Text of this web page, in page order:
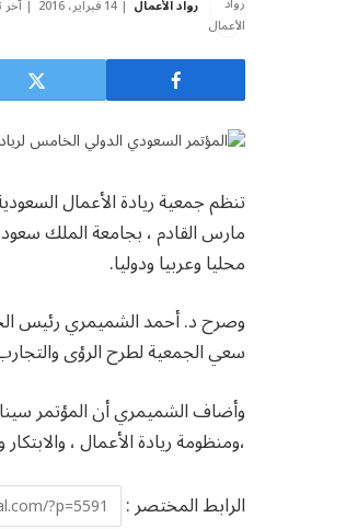
رواد الأعمال 14 فبراير، 2016
مارس القادم ، بجامعة الملك
محليا وعربيا ودوليا.
وصرح د. أحمد الشميمري رئيس
سعي الجمعية لطرح الرؤى
وأضاف الشميمري أن المؤتمر
،ومنظومة ريادة الأعمال ،
الرابط المختصر :